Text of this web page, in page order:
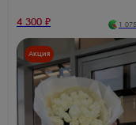
4 300 ₽ 1 075
Акция